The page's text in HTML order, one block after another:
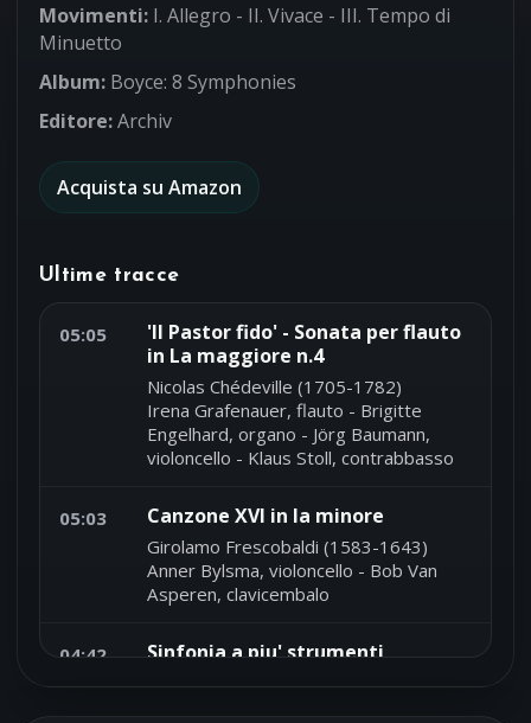
Movimenti: I. Allegro - II. Vivace - III. Tempo di
Minuetto
Album: Boyce: 8 Symphonies
Editore:Archiv
Acquista su Amazon
Ultime tracce
05:05
'Il Pastor fido' - Sonata per flauto
in La maggiore n.4
Nicolas Chédeville (1705-1782)
Irena Grafenauer, flauto - Brigitte
Engelhard, organo - Jörg Baumann,
violoncello - Klaus Stoll, contrabbasso
05:03 Canzone XVI in la minore
Girolamo Frescobaldi (1583-1643)
Anner Bylsma, violoncello - Bob Van
Asperen, clavicembalo
04:42
Sinfonia a piu' strumenti